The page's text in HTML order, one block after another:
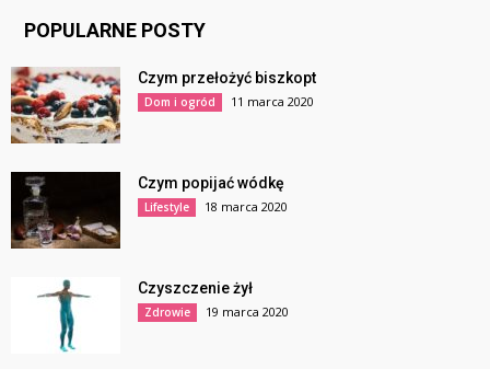
POPULARNE POSTY
Czym przełożyć biszkopt
Dom i ogród 11 marca 2020
Czym popijać wódkę
Lifestyle 18 marca 2020
Czyszczenie żył
Zdrowie 19 marca 2020